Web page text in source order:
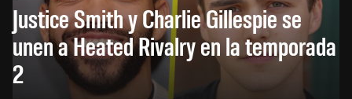
Justice Smith y Charlie Gillespie se
unen a Heated Rivalry en la temporada
2